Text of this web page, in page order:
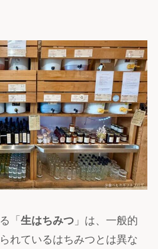
「 生はちみつ」は、一般的
れているはちみつとは異な